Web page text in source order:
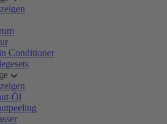
Conditioner
Öl